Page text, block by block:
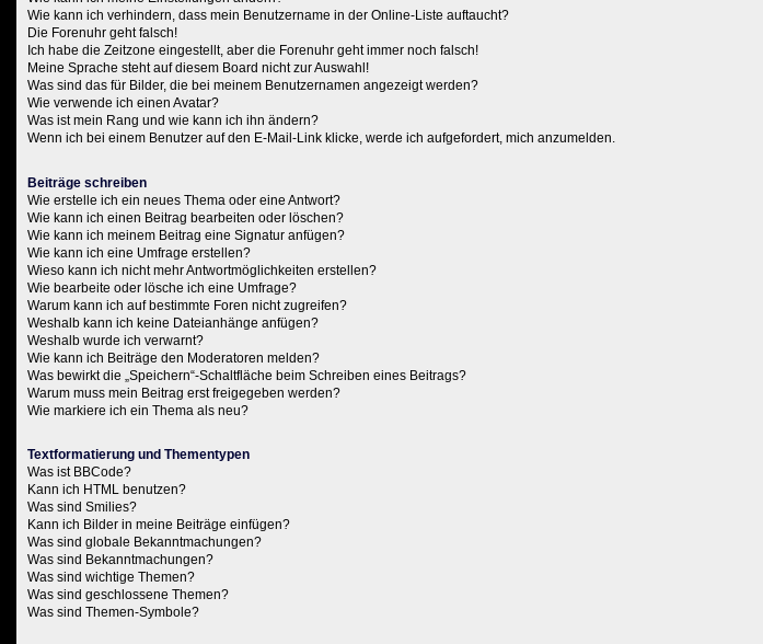
Wie kann ich verhindern, dass mein Benutzername in der Online-Liste auftaucht?
Die Forenuhr geht falsch!
Ich habe die Zeitzone eingestellt, aber die Forenuhr geht immer noch falsch!
Meine Sprache steht auf diesem Board nicht zur Auswahl!
Was sind das für Bilder, die bei meinem Benutzernamen angezeigt werden?
Wie verwende ich einen Avatar?
Was ist mein Rang und wie kann ich ihn ändern?
Wenn ich bei einem Benutzer auf den E-Mail-Link klicke, werde ich aufgefordert, mich anzumelden.
Beiträge schreiben
Wie erstelle ich ein neues Thema oder eine Antwort?
Wie kann ich einen Beitrag bearbeiten oder löschen?
Wie kann ich meinem Beitrag eine Signatur anfügen?
Wie kann ich eine Umfrage erstellen?
Wieso kann ich nicht mehr Antwortmöglichkeiten erstellen?
Wie bearbeite oder lösche ich eine Umfrage?
Warum kann ich auf bestimmte Foren nicht zugreifen?
Weshalb kann ich keine Dateianhänge anfügen?
Weshalb wurde ich verwarnt?
Wie kann ich Beiträge den Moderatoren melden?
Was bewirkt die „Speichern“-Schaltfläche beim Schreiben eines Beitrags?
Warum muss mein Beitrag erst freigegeben werden?
Wie markiere ich ein Thema als neu?
Textformatierung und Thementypen
Was ist BBCode?
Kann ich HTML benutzen?
Was sind Smilies?
Kann ich Bilder in meine Beiträge einfügen?
Was sind globale Bekanntmachungen?
Was sind Bekanntmachungen?
Was sind wichtige Themen?
Was sind geschlossene Themen?
Was sind Themen-Symbole?